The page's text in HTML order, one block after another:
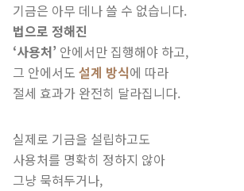
기금은 아무 데나 쓸 수 없습니다.
법으로 정해진
‘사용처’ 안에서만 집행해야 하고,
그 안에서도 설계 방식에 따라
절세 효과가 완전히 달라집니다.
실제로 기금을 설립하고도
사용처를 명확히 정하지 않아
그냥 묵혀두거나,